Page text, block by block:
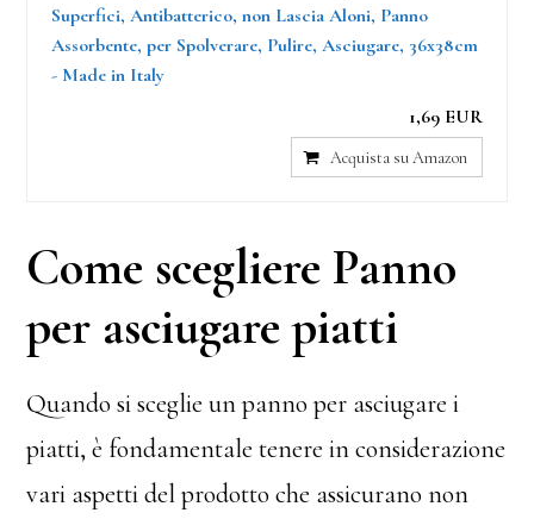
Superfici, Antibatterico, non Lascia Aloni, Panno
Assorbente, per Spolverare, Pulire, Asciugare, 36x38cm
- Made in Italy
1,69 EUR
Acquista su Amazon
Come scegliere Panno
per asciugare piatti
Quando si sceglie un panno per asciugare i
piatti, è fondamentale tenere in considerazione
vari aspetti del prodotto che assicurano non